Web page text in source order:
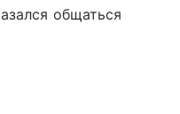
общаться